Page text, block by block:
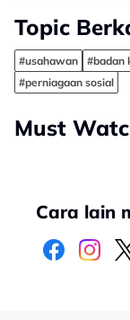
Topic
#usahawan #badan
#perniagaan sosial
Must
Cara lain